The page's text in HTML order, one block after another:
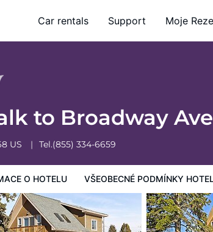
Car rentals Support Moje
to Broadway Ave
US Tel.(855) 334-6659
O HOTELU VŠEOBECNÉ PODMÍNKY